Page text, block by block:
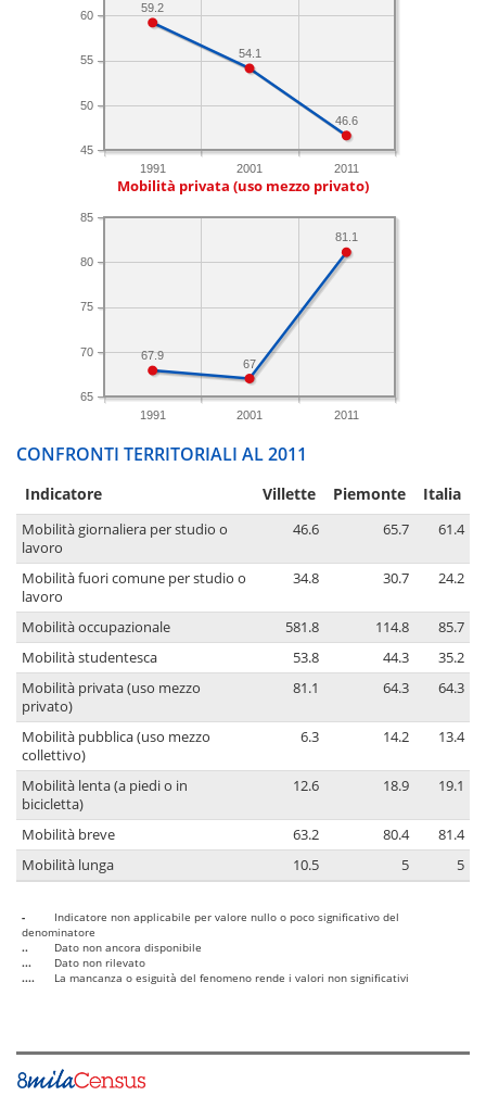
1991 2001 2011
45
50
55
60
46.6
54.1
59.2
Mobilità privata (uso mezzo privato)
1991 2001 2011
65
70
75
80
85
81.1
67
67.9
CONFRONTI TERRITORIALI AL 2011
Indicatore Villette Piemonte Italia
Mobilità giornaliera per studio o
lavoro
46.6 65.7 61.4
Mobilità fuori comune per studio o
lavoro
34.8 30.7 24.2
Mobilità occupazionale 581.8 114.8
85.7
Mobilità studentesca
53.8 44.3
35.2
Mobilità privata (uso mezzo
privato)
81.1 64.3 64.3
Mobilità pubblica (uso mezzo
collettivo)
6.3 14.2 13.4
Mobilità lenta (a piedi o in
bicicletta)
12.6 18.9 19.1
Mobilità breve 63.2 80.4
81.4
Mobilità lunga
10.5 5 5
-
Indicatore non applicabile per valore nullo o poco significativo del
denominatore
..
Dato non ancora disponibile
...
Dato non rilevato
....
La mancanza o esiguità del fenomeno rende i valori non significativi